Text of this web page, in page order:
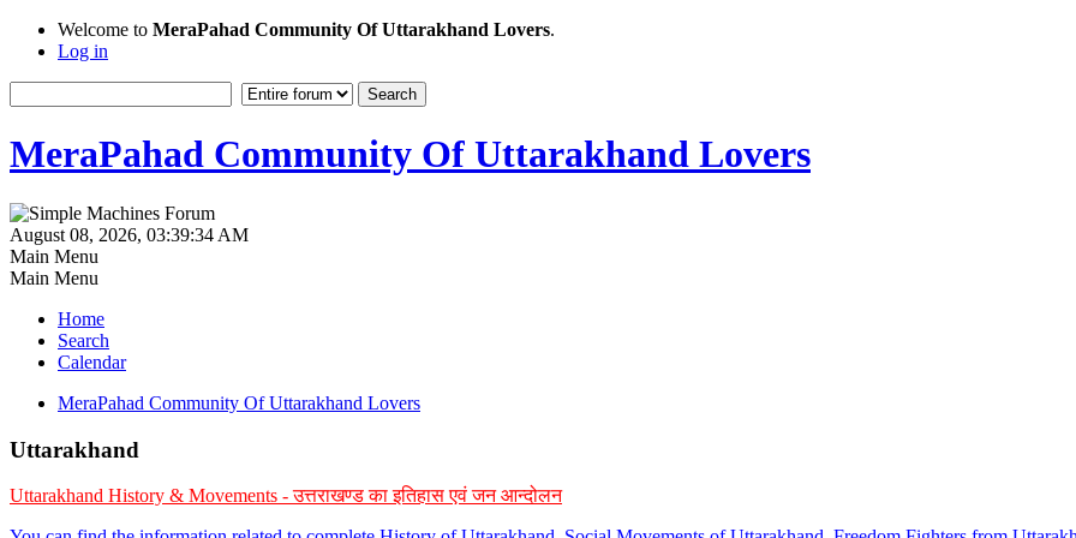
Welcome to MeraPahad Community Of Uttarakhand Lovers.
Log in
MeraPahad Community Of Uttarakhand Lovers
August 08, 2026, 03:39:34 AM
Main Menu
Main Menu
Home
Search
Calendar
MeraPahad Community Of Uttarakhand Lovers
Uttarakhand
Uttarakhand History & Movements - उत्तराखण्ड का इतिहास एवं जन आन्दोलन